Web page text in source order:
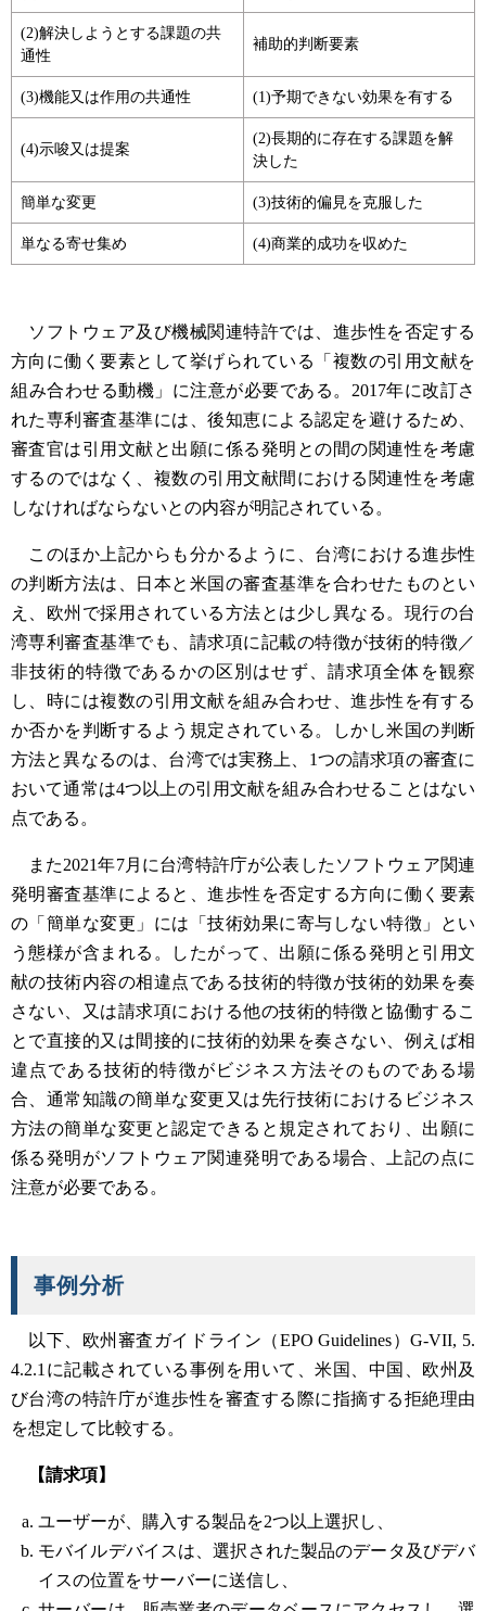
(2)解決しようとする課題の共
通性
補助的判断要素
(3)機能又は作用の共通性 (1)予期できない効果を有する
(4)示唆又は提案
(2)長期的に存在する課題を解
決した
簡単な変更 (3)技術的偏見を克服した
単なる寄せ集め (4)商業的成功を収めた
ソフトウェア及び機械関連特許では、進歩性を否定する
方向に働く要素として挙げられている「複数の引用文献を
組み合わせる動機」に注意が必要である。2017年に改訂さ
れた専利審査基準には、後知恵による認定を避けるため、
審査官は引用文献と出願に係る発明との間の関連性を考慮
するのではなく、複数の引用文献間における関連性を考慮
しなければならないとの内容が明記されている。
このほか上記からも分かるように、台湾における進歩性
の判断方法は、日本と米国の審査基準を合わせたものとい
え、欧州で採用されている方法とは少し異なる。現行の台
湾専利審査基準でも、請求項に記載の特徴が技術的特徴／
非技術的特徴であるかの区別はせず、請求項全体を観察
し、時には複数の引用文献を組み合わせ、進歩性を有する
か否かを判断するよう規定されている。しかし米国の判断
方法と異なるのは、台湾では実務上、1つの請求項の審査に
おいて通常は4つ以上の引用文献を組み合わせることはない
点である。
また2021年7月に台湾特許庁が公表したソフトウェア関連
発明審査基準によると、進歩性を否定する方向に働く要素
の「簡単な変更」には「技術効果に寄与しない特徴」とい
う態様が含まれる。したがって、出願に係る発明と引用文
献の技術内容の相違点である技術的特徴が技術的効果を奏
さない、又は請求項における他の技術的特徴と協働するこ
とで直接的又は間接的に技術的効果を奏さない、例えば相
違点である技術的特徴がビジネス方法そのものである場
合、通常知識の簡単な変更又は先行技術におけるビジネス
方法の簡単な変更と認定できると規定されており、出願に
係る発明がソフトウェア関連発明である場合、上記の点に
注意が必要である。
事例分析
以下、欧州審査ガイドライン（EPO Guidelines）G-VII, 5.
4.2.1に記載されている事例を用いて、米国、中国、欧州及
び台湾の特許庁が進歩性を審査する際に指摘する拒絶理由
を想定して比較する。
【請求項】
ユーザーが、購入する製品を2つ以上選択し、
モバイルデバイスは、選択された製品のデータ及びデバ
イスの位置をサーバーに送信し、